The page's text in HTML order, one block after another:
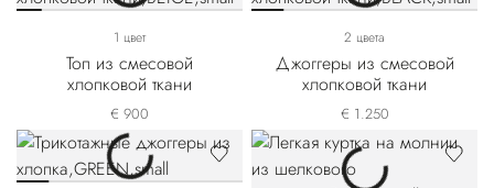
1 цвет
Топ из смесовой
хлопковой ткани
€ 900
2 цвета
Джоггеры из смесовой
хлопковой ткани
€ 1.250